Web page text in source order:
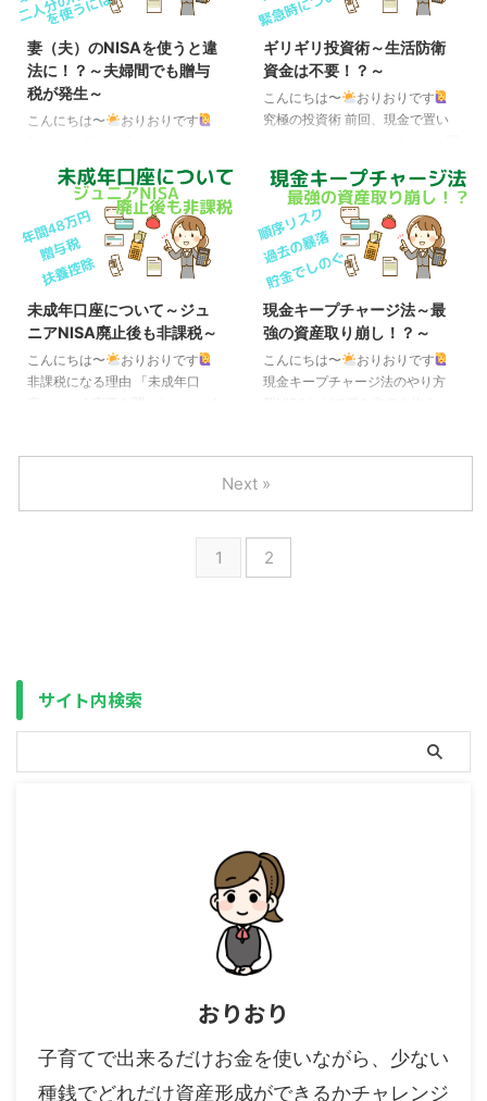
大前提として、口座の名義人が本
ます。 ですから、投資の知識が
無い配偶者の口座を利用し、パス
ワードを教えて代理でログインし
て投資を行うといった行為は借名
ようなものですか？ 「仮名取
引」とは、他 ...
いう人も居るかと思います。 現
行のNISAと新NISAは完全に別枠
扱いで、現行NISAをやっていよ
うがいまいが新NISAの限度額に
は影響が無いのですが、金融機関
については原則、現行NISAを引
NISAの金融機関で勝手に新N ...
妻（夫）のNISAを使うと違
法に！？～夫婦間でも贈与
税が発生～
こんにちは〜
おりおりです
年）より新NISAがスタートし、
投資可能な枠が一気に広がるのは
喜ばしいことなのですが、その反
面、落とし穴も生まれます。 そ
れは、贈与税問題です。 他人へ
財産を贈与した際、贈与税が発生
課税）はご存知の方も多いと思い
ますが、これは夫婦間であっても
例外ではありません。 ＜一般贈
与財産用＞（一般税率） この速
ギリギリ投資術～生活防衛
資金は不要！？～
こんにちは〜
おりおりです
究極の投資術 前回、現金で置い
会損失になる）、理論上は投資は
出来るだけ早い方が良い、という
お話をしましたが、 これを突き
詰めると、万一の事態に備えて用
意しておくべきお金、いわゆる生
活防衛資金も投資に回した方が良
い、ということになります（こ
の、生活防衛資金も投資に回すや
り方を、「ギリギリ投資術」と名
付けます）。 生活防衛資金は、
未成年口座について～ジュ
ニアNISA廃止後も非課税～
こんにちは〜
おりおりです
非課税になる理由 「未成年口
うことになっている点以外は、成
が、実は特定口座（または一般口
った後も使える（実質 ...
現金キープチャージ法～最
強の資産取り崩し！？～
こんにちは〜
おりおりです
現金キープチャージ法のやり方
避できるんじゃないか、という方
法として、現金キープチャージ法
名前は私が勝手に命名しただけな
ので、おそらく一般的には存在し
1 2
Next »
サイト内検索
おりおり
子育てで出来るだけお金を使いながら、少ない
種銭でどれだけ資産形成ができるかチャレンジ